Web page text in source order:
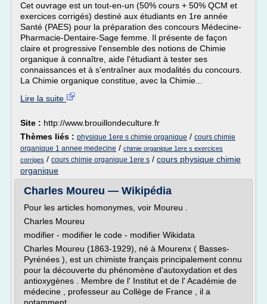
Cet ouvrage est un tout-en-un (50% cours + 50% QCM et
exercices corrigés) destiné aux étudiants en 1re année
Santé (PAES) pour la préparation des concours Médecine-
Pharmacie-Dentaire-Sage femme. Il présente de façon
claire et progressive l'ensemble des notions de Chimie
organique à connaître, aide l'étudiant à tester ses
connaissances et à s'entraîner aux modalités du concours.
La Chimie organique constitue, avec la Chimie...
Lire la suite
Site : http://www.brouillondeculture.fr
Thèmes liés : physique 1ere s chimie organique / cours chimie
organique 1 annee medecine / chimie organique 1ere s exercices
corriges / cours chimie organique 1ere s / cours physique chimie
organique
Charles Moureu — Wikipédia
Pour les articles homonymes, voir Moureu .
Charles Moureu
modifier - modifier le code - modifier Wikidata
Charles Moureu (1863-1929), né à Mourenx ( Basses-
Pyrénées ), est un chimiste français principalement connu
pour la découverte du phénomène d'autoxydation et des
antioxygènes . Membre de l' Institut et de l' Académie de
médecine , professeur au Collège de France , il a